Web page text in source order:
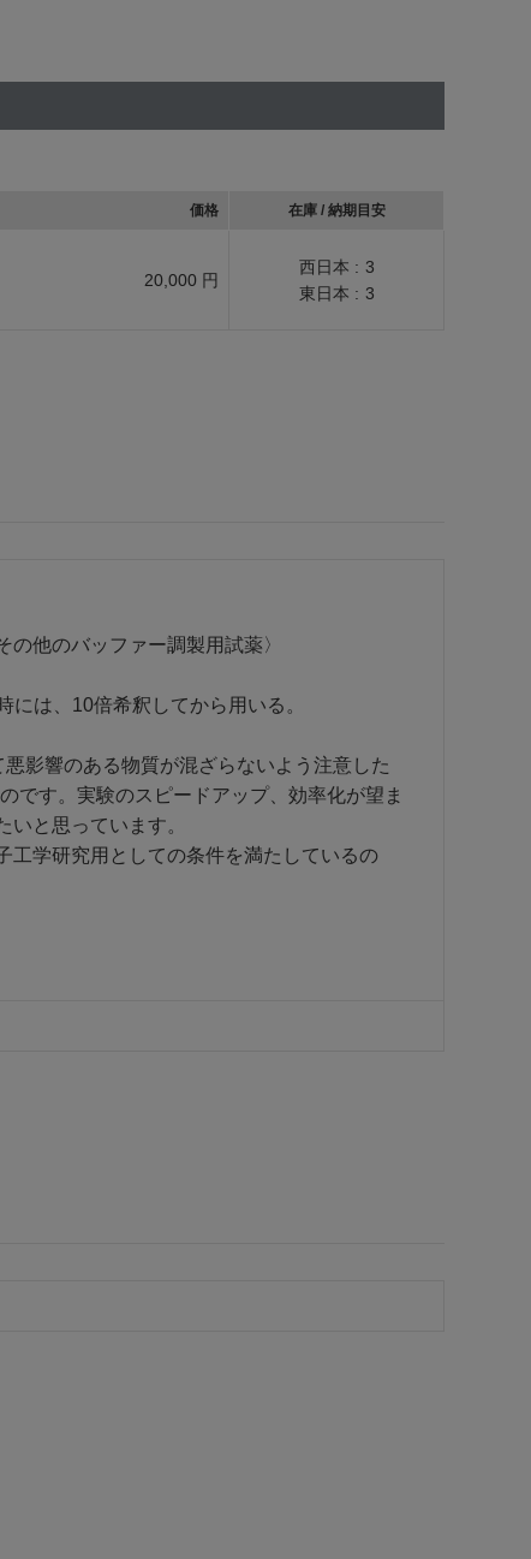
価格 在庫 / 納期目安
20,000 円
西日本 : 3
東日本 : 3
他のバッファー調製用試薬〉
は、10倍希釈してから用いる。
影響のある物質が混ざらないよう注意した
です。実験のスピードアップ、効率化が望ま
と思っています。
工学研究用としての条件を満たしているの